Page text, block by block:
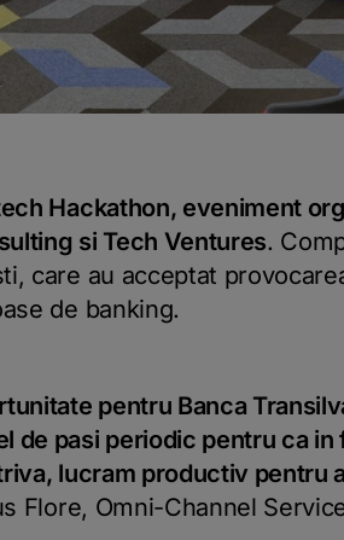
Hackathon, eveniment
si Tech Ventures.
care au acceptat
de banking.
pentru Banca
de pasi periodic pentru ca in
lucram productiv pentru
Flore, Omni-Channel